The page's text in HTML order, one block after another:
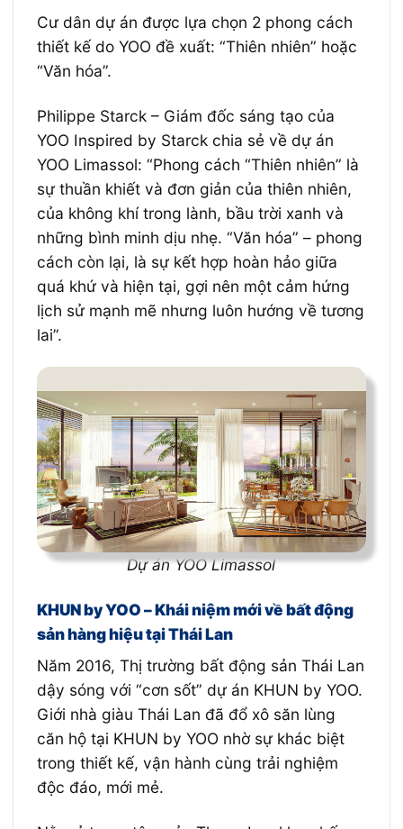
Cư dân dự án được lựa chọn 2 phong cách
thiết kế do YOO đề xuất: “Thiên nhiên” hoặc
“Văn hóa”.
Philippe Starck – Giám đốc sáng tạo của
YOO Inspired by Starck chia sẻ về dự án
YOO Limassol: “Phong cách “Thiên nhiên” là
sự thuần khiết và đơn giản của thiên nhiên,
của không khí trong lành, bầu trời xanh và
những bình minh dịu nhẹ. “Văn hóa” – phong
cách còn lại, là sự kết hợp hoàn hảo giữa
quá khứ và hiện tại, gợi nên một cảm hứng
lịch sử mạnh mẽ nhưng luôn hướng về tương
lai”.
Dự án YOO Limassol
KHUN by YOO – Khái niệm mới về bất động
sản hàng hiệu tại Thái Lan
Năm 2016, Thị trường bất động sản Thái Lan
dậy sóng với “cơn sốt” dự án KHUN by YOO.
Giới nhà giàu Thái Lan đã đổ xô săn lùng
căn hộ tại KHUN by YOO nhờ sự khác biệt
trong thiết kế, vận hành cùng trải nghiệm
độc đáo, mới mẻ.